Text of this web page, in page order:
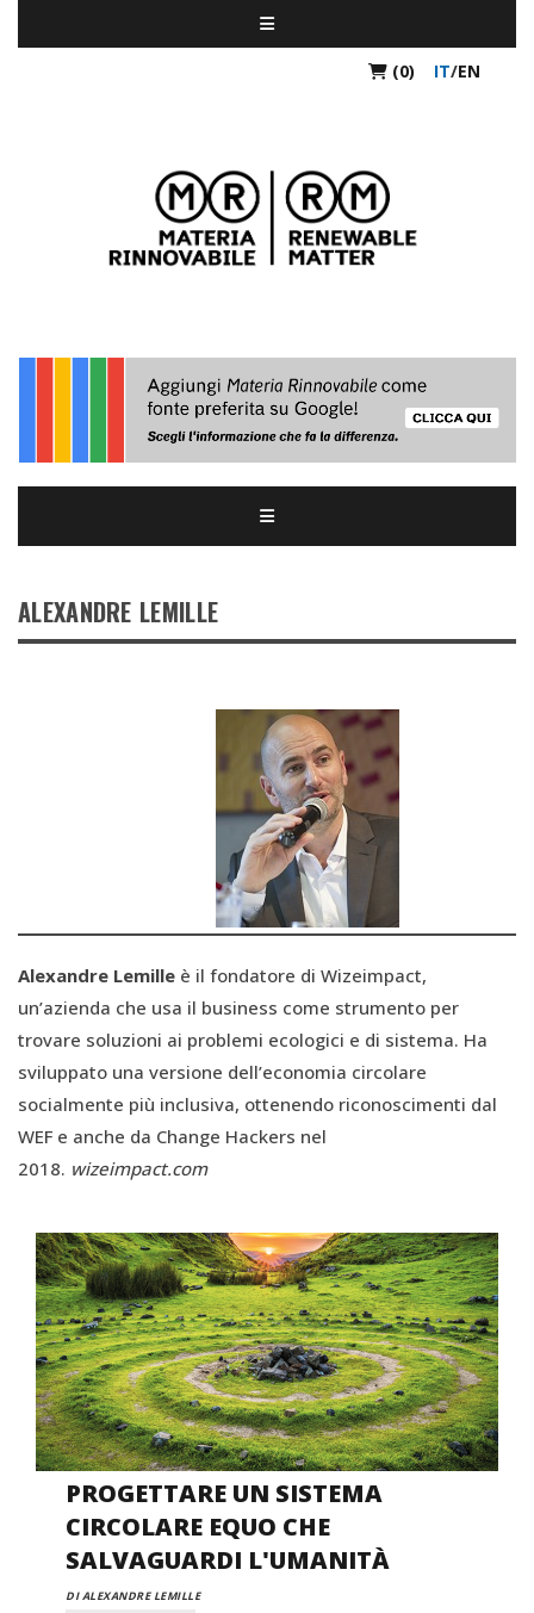
(0) IT/EN
ALEXANDRE LEMILLE
Alexandre Lemille è il fondatore di Wizeimpact,
un’azienda che usa il business come strumento per
trovare soluzioni ai problemi ecologici e di sistema. Ha
sviluppato una versione dell’economia circolare
socialmente più inclusiva, ottenendo riconoscimenti dal
WEF e anche da Change Hackers nel
2018. wizeimpact.com
PROGETTARE UN SISTEMA
CIRCOLARE EQUO CHE
SALVAGUARDI L'UMANITÀ
DI ALEXANDRE LEMILLE